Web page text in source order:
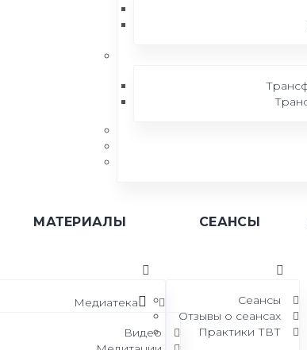
МАТЕРИАЛЫ
Медиатека
Видео
СЕАНСЫ
Сеансы
Отзывы о сеансах
Практики ТВТ